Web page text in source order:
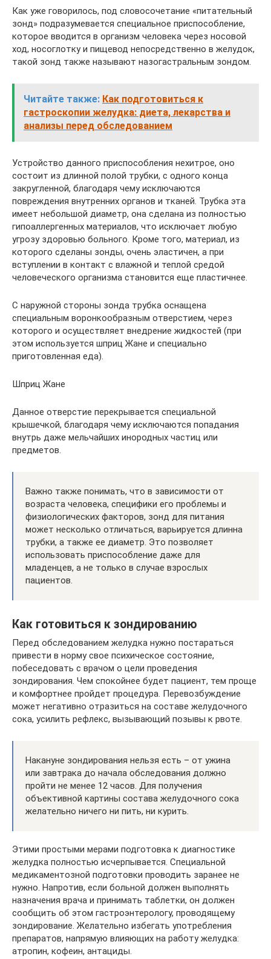
Как уже говорилось, под словосочетание «питательный
зонд» подразумевается специальное приспособление,
которое вводится в организм человека через носовой
ход, носоглотку и пищевод непосредственно в желудок,
такой зонд также называют назогастральным зондом.
Читайте также: Как подготовиться к
гастроскопии желудка: диета, лекарства и
анализы перед обследованием
Устройство данного приспособления нехитрое, оно
состоит из длинной полой трубки, с одного конца
закругленной, благодаря чему исключаются
повреждения внутренних органов и тканей. Трубка эта
имеет небольшой диаметр, она сделана из полностью
гипоаллергенных материалов, что исключает любую
угрозу здоровью больного. Кроме того, материал, из
которого сделаны зонды, очень эластичен, а при
вступлении в контакт с влажной и теплой средой
человеческого организма становится еще пластичнее.
С наружной стороны зонда трубка оснащена
специальным воронкообразным отверстием, через
которого и осуществляет внедрение жидкостей (при
этом используется шприц Жане и специально
приготовленная еда).
Шприц Жане
Данное отверстие перекрывается специальной
крышечкой, благодаря чему исключаются попадания
внутрь даже мельчайших инородных частиц или
предметов.
Важно также понимать, что в зависимости от
возраста человека, специфики его проблемы и
физиологических факторов, зонд для питания
может несколько отличаться, варьируется длинна
трубки, а также ее диаметр. Это позволяет
использовать приспособление даже для
младенцев, а не только в случае взрослых
пациентов.
Как готовиться к зондированию
Перед обследованием желудка нужно постараться
привести в норму свое психическое состояние,
побеседовать с врачом о цели проведения
зондирования. Чем спокойнее будет пациент, тем проще
и комфортнее пройдет процедура. Перевозбуждение
может негативно отразиться на составе желудочного
сока, усилить рефлекс, вызывающий позывы к рвоте.
Накануне зондирования нельзя есть – от ужина
или завтрака до начала обследования должно
пройти не менее 12 часов. Для получения
объективной картины состава желудочного сока
желательно ничего ни пить, ни курить.
Этими простыми мерами подготовка к диагностике
желудка полностью исчерпывается. Специальной
медикаментозной подготовки проводить заранее не
нужно. Напротив, если больной должен выполнять
назначения врача и принимать таблетки, он должен
сообщить об этом гастроэнтерологу, проводящему
зондирование. Желательно избегать употребления
препаратов, напрямую влияющих на работу желудка:
атропин, кофеин, антациды.